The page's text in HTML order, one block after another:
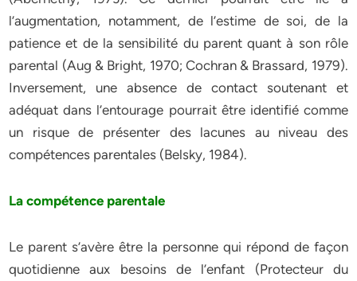
l’augmentation, notamment, de l’estime de soi, de la
patience et de la sensibilité du parent quant à son rôle
parental (Aug & Bright, 1970; Cochran & Brassard, 1979).
Inversement, une absence de contact soutenant et
adéquat dans l’entourage pourrait être identifié comme
un risque de présenter des lacunes au niveau des
compétences parentales (Belsky, 1984).
La compétence parentale
Le parent s’avère être la personne qui répond de façon
quotidienne aux besoins de l’enfant (Protecteur du